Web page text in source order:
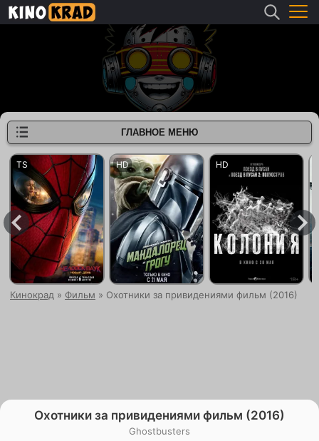
Кинокрад » Фильм » Охотники за привидениями фильм (2016)
Охотники за привидениями фильм (2016)
Ghostbusters
ГЛАВНОЕ МЕНЮ